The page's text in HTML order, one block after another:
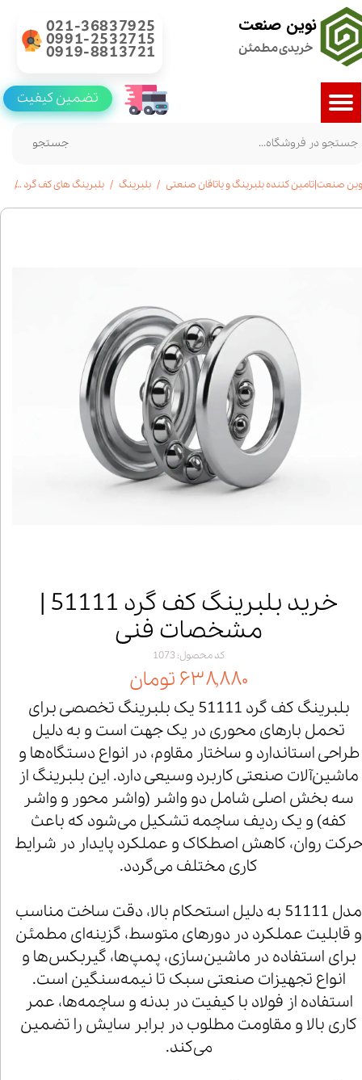
نوین صنعت
خریدی مطمئن
021-36837925
0991-2532715
0919-8813721
جستجو
تضمین کیفیت
صنعت|تامین کننده بلبرینگ و یاتاقان صنعتی بلبرینگ بلبرینگ های کف گرد
خرید بلبرینگ کف گرد 51111 |
مشخصات فنی
کد محصول: 1073
۶۳۸,۸۸۰ تومان
بلبرینگ کف گرد 51111 یک بلبرینگ تخصصی برای
تحمل بارهای محوری در یک جهت است و به دلیل
طراحی استاندارد و ساختار مقاوم، در انواع دستگاه‌ها و
ماشین‌آلات صنعتی کاربرد وسیعی دارد. این بلبرینگ از
سه بخش اصلی شامل دو واشر (واشر محور و واشر
کفه) و یک ردیف ساچمه تشکیل می‌شود که باعث
روان، کاهش اصطکاک و عملکرد پایدار در شرایط
کاری مختلف می‌گردد.
مدل 51111 به دلیل استحکام بالا، دقت ساخت مناسب
و قابلیت عملکرد در دورهای متوسط، گزینه‌ای مطمئن
برای استفاده در ماشین‌سازی، پمپ‌ها، گیربکس‌ها و
انواع تجهیزات صنعتی سبک تا نیمه‌سنگین است.
استفاده از فولاد با کیفیت در بدنه و ساچمه‌ها، عمر
کاری بالا و مقاومت مطلوب در برابر سایش را تضمین
می‌کند.